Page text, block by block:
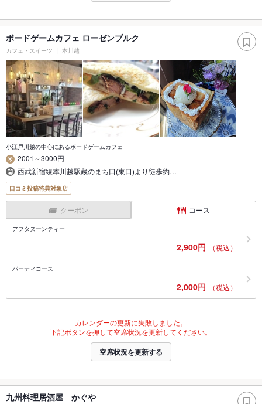
ボードゲームカフェ ローゼンブルク
カフェ・スイーツ 本川越
小江戸川越の中心にあるボードゲームカフェ
2001～3000円
西武新宿線本川越駅蔵のまち口(東口)より徒歩約…
口コミ投稿特典対象店
クーポン コース
アフタヌーンティー
2,900円 （税込）
パーティコース
2,000円 （税込）
カレンダーの更新に失敗しました。
下記ボタンを押して空席状況を更新してください。
空席状況を更新する
九州料理居酒屋 かぐや